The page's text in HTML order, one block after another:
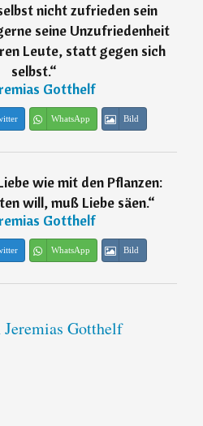
nicht zufrieden sein
seine Unzufriedenheit
Leute, statt gegen sich
selbst.“
Gotthelf
WhatsApp Bild
wie mit den Pflanzen:
will, muß Liebe säen.“
Gotthelf
WhatsApp Bild
Gotthelf